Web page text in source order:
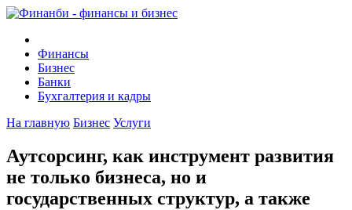
Финансы
Бизнес
Банки
Бухгалтерия и кадры
На главную Бизнес Услуги
Аутсорсинг, как инструмент развития
не только бизнеса, но и
государственных структур, а также